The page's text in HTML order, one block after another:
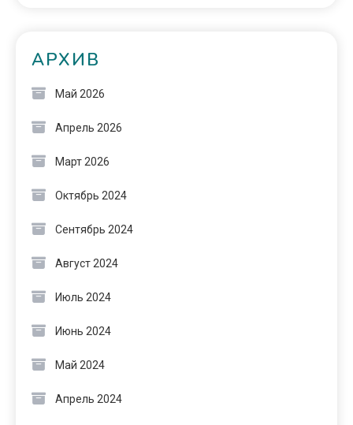
АРХИВ
Май 2026
Апрель 2026
Март 2026
Октябрь 2024
Сентябрь 2024
Август 2024
Июль 2024
Июнь 2024
Май 2024
Апрель 2024